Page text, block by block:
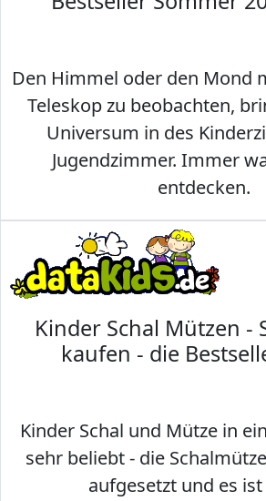
Den Himmel oder den Mond
Teleskop zu beobachten,
Universum in des
Jugendzimmer. Immer
entdecken.
Kinder Schal Mützen -
kaufen - die
Kinder Schal und Mütze in
sehr beliebt - die
aufgesetzt und es